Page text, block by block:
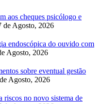
aos cheques psicólogo e
de Agosto, 2026
endoscópica do ouvido com
Agosto, 2026
sobre eventual gestão
Agosto, 2026
riscos no novo sistema de